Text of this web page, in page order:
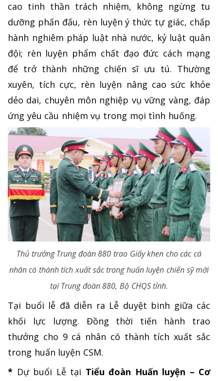
cao tinh thần trách nhiệm, không ngừng tu
dưỡng phấn đấu, rèn luyện ý thức tự giác, chấp
hành nghiêm pháp luật nhà nước, kỷ luật quân
đội; rèn luyện phẩm chất đạo đức cách mạng
để trở thành những chiến sĩ ưu tú. Thường
xuyên, tích cực, rèn luyện nâng cao sức khỏe
dẻo dai, chuyên môn nghiệp vụ vững vàng, đáp
ứng yêu cầu nhiệm vụ trong mọi tình huống.
Thủ trưởng Trung đoàn 880 trao Giấy khen cho các cá
nhân có thành tích xuất sắc trong huấn luyện chiến sỹ mới
tại Trung đoàn 880, Bộ CHQS tỉnh.
Tại buổi lễ đã diễn ra Lễ duyệt binh giữa các
khối lực lượng. Đồng thời tiến hành trao
thưởng cho 9 cá nhân có thành tích xuất sắc
trong huấn luyện CSM.
* Dự buổi Lễ tại Tiểu đoàn Huấn luyện – Cơ